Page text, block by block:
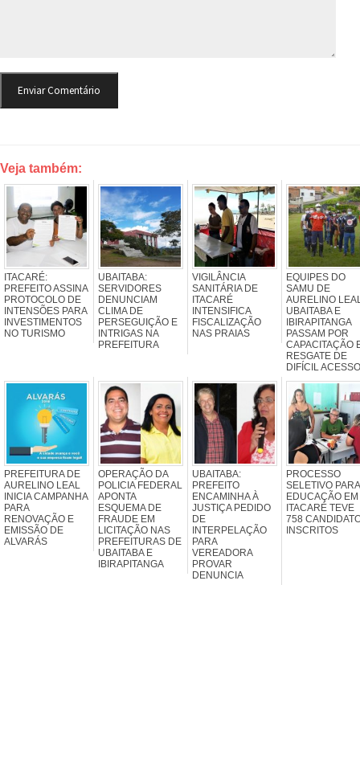
Veja também:
ITACARÉ:
PREFEITO ASSINA
PROTOCOLO DE
INTENSÕES PARA
INVESTIMENTOS
NO TURISMO
UBAITABA:
SERVIDORES
DENUNCIAM
CLIMA DE
PERSEGUIÇÃO E
INTRIGAS NA
PREFEITURA
VIGILÂNCIA
SANITÁRIA DE
ITACARÉ
INTENSIFICA
FISCALIZAÇÃO
NAS PRAIAS
EQUIPES DO
SAMU DE
AURELINO
UBAITABA E
IBIRAPITANGA
PASSAM POR
CAPACITAÇÃO
RESGATE DE
DIFÍCIL ACESSO
PREFEITURA DE
AURELINO LEAL
INICIA CAMPANHA
PARA
RENOVAÇÃO E
EMISSÃO DE
ALVARÁS
OPERAÇÃO DA
POLICIA FEDERAL
APONTA
ESQUEMA DE
FRAUDE EM
LICITAÇÃO NAS
PREFEITURAS DE
UBAITABA E
IBIRAPITANGA
UBAITABA:
PREFEITO
ENCAMINHA À
JUSTIÇA PEDIDO
DE
INTERPELAÇÃO
PARA
VEREADORA
PROVAR
DENUNCIA
PROCESSO
SELETIVO PARA
EDUCAÇÃO EM
ITACARÉ TEVE
758
INSCRITOS